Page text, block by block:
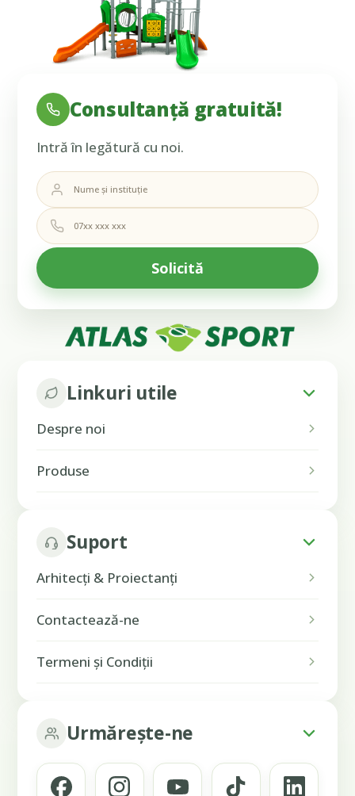
Linkuri utile
Despre noi
Produse
Suport
Arhitecți & Proiectanți
Contactează-ne
Termeni și Condiții
Urmărește-ne
Consultanță gratuită!
Intră în legătură cu noi.